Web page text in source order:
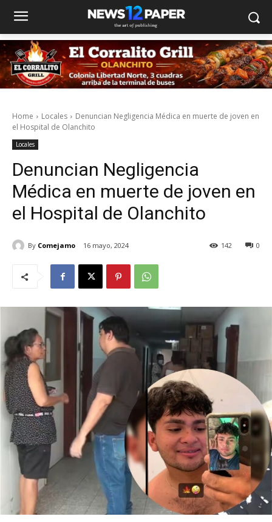
Home Locales
Denuncian Negligencia Médica en muerte de joven en
el Hospital de Olanchito
Locales
Denuncian Negligencia
Médica en muerte de joven en
el Hospital de Olanchito
By Comejamo 16 mayo, 2024 0
142